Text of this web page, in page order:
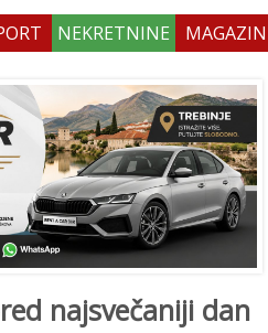
NEKRETNINE
najsvečaniji dan